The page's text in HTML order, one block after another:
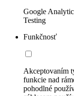
Google
Testing
Funkčnosť
Akceptovaním
funkcie nad
pohodlné